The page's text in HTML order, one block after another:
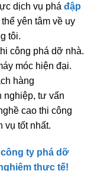
dịch vụ phá đập
yên tâm về uy
tôi.
công phá dỡ nhà.
móc hiện đại.
hàng
nghiệp, tư vấn
cao thi công
vụ tốt nhất.
ty phá dỡ
thực tế!